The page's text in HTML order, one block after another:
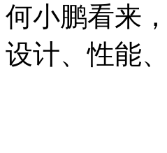
何小鹏看来
设计、性能